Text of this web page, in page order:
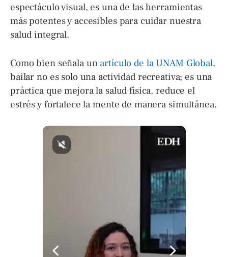
espectáculo visual, es una de las herramientas
más potentes y accesibles para cuidar nuestra
salud integral.
Como bien señala un artículo de la UNAM Global,
bailar no es solo una actividad recreativa; es una
práctica que mejora la salud física, reduce el
estrés y fortalece la mente de manera simultánea.